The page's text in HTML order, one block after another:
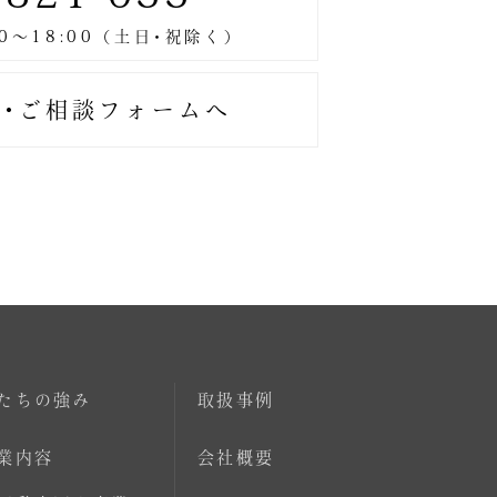
ご相談フォームへ
ちの強み
内容
取扱事例
会社概要